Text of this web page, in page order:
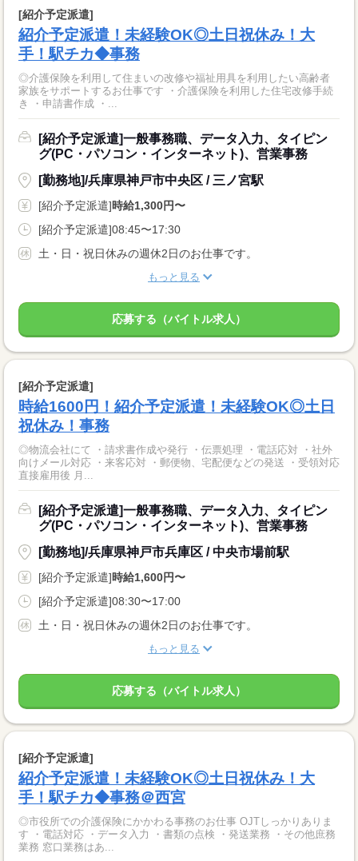
[紹介予定派遣]
紹介予定派遣！未経験OK◎土日祝休み！大
手！駅チカ◆事務
◎介護保険を利用して住まいの改修や福祉用具を利用したい高齢者
家族をサポートするお仕事です ・介護保険を利用した住宅改修手続
き ・申請書作成 ・...
[紹介予定派遣]一般事務職、データ入力、タイピン
グ(PC・パソコン・インターネット)、営業事務
[勤務地]/兵庫県神戸市中央区 / 三ノ宮駅
[紹介予定派遣]時給1,300円〜
[紹介予定派遣]08:45〜17:30
土・日・祝日休みの週休2日のお仕事です。
もっと見る
応募する（バイトル求人）
[紹介予定派遣]
時給1600円！紹介予定派遣！未経験OK◎土日
祝休み！事務
◎物流会社にて ・請求書作成や発行 ・伝票処理 ・電話応対 ・社外
向けメール対応 ・来客応対 ・郵便物、宅配便などの発送 ・受領対応
直接雇用後 月...
[紹介予定派遣]一般事務職、データ入力、タイピン
グ(PC・パソコン・インターネット)、営業事務
[勤務地]/兵庫県神戸市兵庫区 / 中央市場前駅
[紹介予定派遣]時給1,600円〜
[紹介予定派遣]08:30〜17:00
土・日・祝日休みの週休2日のお仕事です。
もっと見る
応募する（バイトル求人）
[紹介予定派遣]
紹介予定派遣！未経験OK◎土日祝休み！大
手！駅チカ◆事務＠西宮
◎市役所での介護保険にかかわる事務のお仕事 OJTしっかりありま
す ・電話対応 ・データ入力 ・書類の点検 ・発送業務 ・その他庶務
業務 窓口業務はあ...